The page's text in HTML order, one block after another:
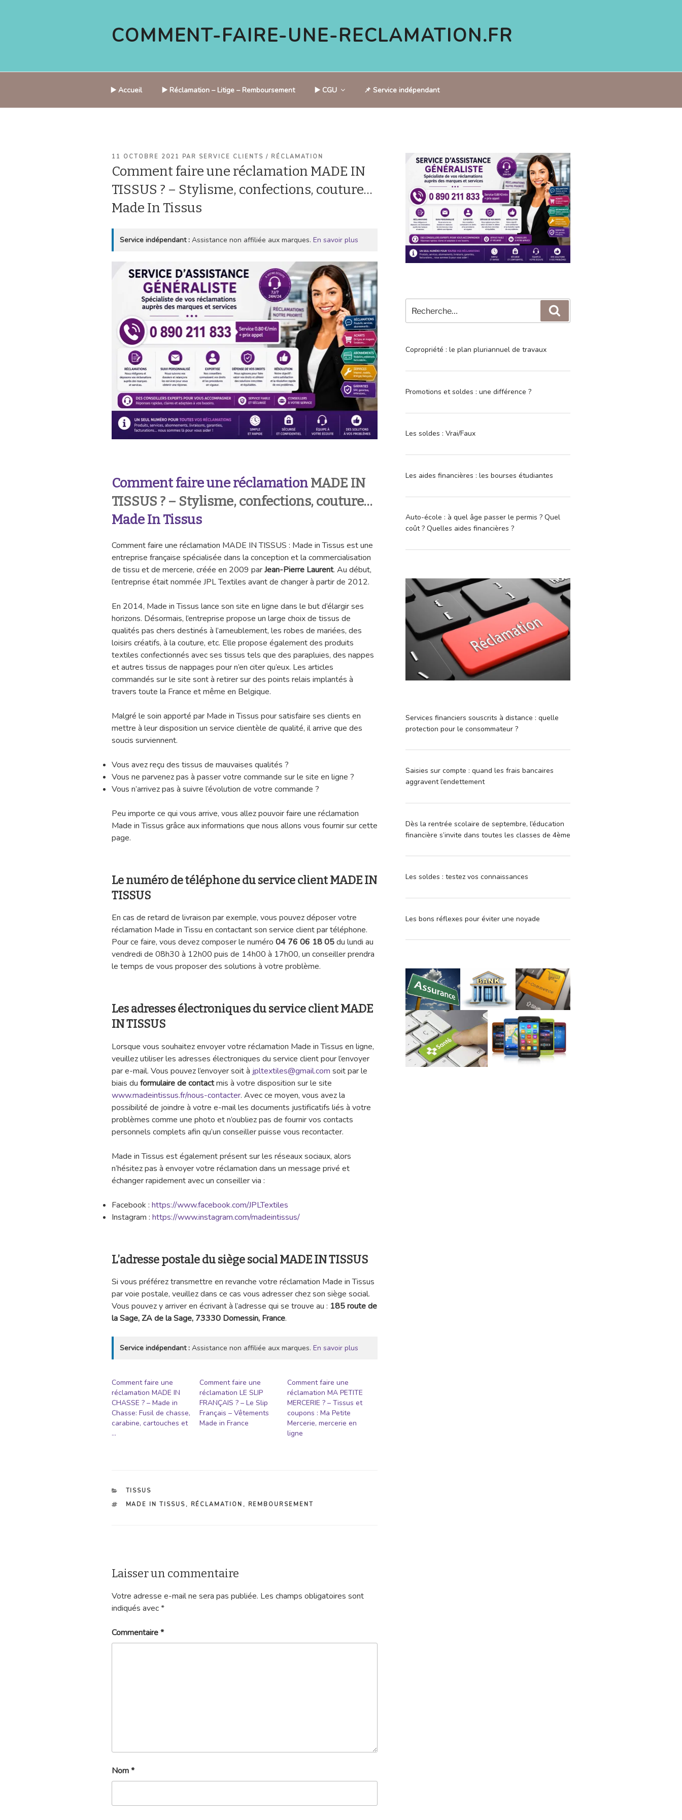
COMMENT-FAIRE-UNE-RECLAMATION.FR
▶️ Accueil ▶️ Réclamation – Litige – Remboursement ▶️ CGU 📌 Service indépendant
PUBLIÉ
11 OCTOBRE 2021 PAR SERVICE CLIENTS / RÉCLAMATION
Comment faire une réclamation MADE IN
TISSUS ? – Stylisme, confections, couture…
Made In Tissus
Service indépendant : Assistance non affiliée aux marques. En savoir plus
Comment faire une réclamationMADE IN
TISSUS ? – Stylisme, confections, couture…
Made In Tissus
Comment faire une réclamation MADE IN TISSUS : Made in Tissus est une
entreprise française spécialisée dans la conception et la commercialisation
de tissu et de mercerie, créée en 2009 parJean-Pierre Laurent. Au début,
l’entreprise était nommée JPL Textiles avant de changer à partir de 2012.
En 2014, Made in Tissus lance son site en ligne dans le but d’élargir ses
horizons. Désormais, l’entreprise propose un large choix de tissus de
qualités pas chers destinés à l’ameublement, les robes de mariées, des
loisirs créatifs, à la couture, etc. Elle propose également des produits
textiles confectionnés avec ses tissus tels que des parapluies, des nappes
et autres tissus de nappages pour n’en citer qu’eux. Les articles
commandés sur le site sont à retirer sur des points relais implantés à
travers toute la France et même en Belgique.
Malgré le soin apporté par Made in Tissus pour satisfaire ses clients en
mettre à leur disposition un service clientèle de qualité, il arrive que des
soucis surviennent.
Vous avez reçu des tissus de mauvaises qualités ?
Vous ne parvenez pas à passer votre commande sur le site en ligne ?
Vous n’arrivez pas à suivre l’évolution de votre commande ?
Peu importe ce qui vous arrive, vous allez pouvoir faire une réclamation
Made in Tissus grâce aux informations que nous allons vous fournir sur cette
page.
Le numéro de téléphone du service client MADE IN
TISSUS
En cas de retard de livraison par exemple, vous pouvez déposer votre
réclamation Made in Tissu en contactant son service client par téléphone.
Pour ce faire, vous devez composer le numéro 04 76 06 18 05du lundi au
vendredi de 08h30 à 12h00 puis de 14h00 à 17h00, un conseiller prendra
le temps de vous proposer des solutions à votre problème.
Les adresses électroniques du service client MADE
IN TISSUS
Lorsque vous souhaitez envoyer votre réclamation Made in Tissus en ligne,
veuillez utiliser les adresses électroniques du service client pour l’envoyer
par e-mail. Vous pouvez l’envoyer soit à jpltextiles@gmail.com soit par le
biais du formulaire de contactmis à votre disposition sur le site
www.madeintissus.fr/nous-contacter. Avec ce moyen, vous avez la
possibilité de joindre à votre e-mail les documents justificatifs liés à votre
problèmes comme une photo et n’oubliez pas de fournir vos contacts
personnels complets afin qu’un conseiller puisse vous recontacter.
Made in Tissus est également présent sur les réseaux sociaux, alors
n’hésitez pas à envoyer votre réclamation dans un message privé et
échanger rapidement avec un conseiller via :
Facebook : https://www.facebook.com/JPLTextiles
Instagram : https://www.instagram.com/madeintissus/
L’adresse postale du siège social MADE IN TISSUS
Si vous préférez transmettre en revanche votre réclamation Made in Tissus
par voie postale, veuillez dans ce cas vous adresser chez son siège social.
Vous pouvez y arriver en écrivant à l’adresse qui se trouve au : 185 route de
la Sage, ZA de la Sage, 73330 Domessin, France.
Service indépendant : Assistance non affiliée aux marques. En savoir plus
Comment faire une
réclamation MADE IN
CHASSE ? – Made in
Chasse: Fusil de chasse,
carabine, cartouches et
…
Comment faire une
réclamation LE SLIP
FRANÇAIS ? – Le Slip
Français – Vêtements
Made in France
Comment faire une
réclamation MA PETITE
MERCERIE ? – Tissus et
coupons : Ma Petite
Mercerie, mercerie en
ligne
CATÉGORIES
TISSUS
ÉTIQUETTES
MADE IN TISSUS , RÉCLAMATION , REMBOURSEMENT
Laisser un commentaire
Votre adresse e-mail ne sera pas publiée. Les champs obligatoires sont
indiqués avec*
Commentaire*
Nom*
pour
:
Copropriété : le plan pluriannuel de travaux
Promotions et soldes : une différence ?
Les soldes : Vrai/Faux
Les aides financières : les bourses étudiantes
Auto-école : à quel âge passer le permis ? Quel
coût ? Quelles aides financières ?
Services financiers souscrits à distance : quelle
protection pour le consommateur ?
Saisies sur compte : quand les frais bancaires
aggravent l’endettement
Dès la rentrée scolaire de septembre, l’éducation
financière s’invite dans toutes les classes de 4ème
Les soldes : testez vos connaissances
Les bons réflexes pour éviter une noyade